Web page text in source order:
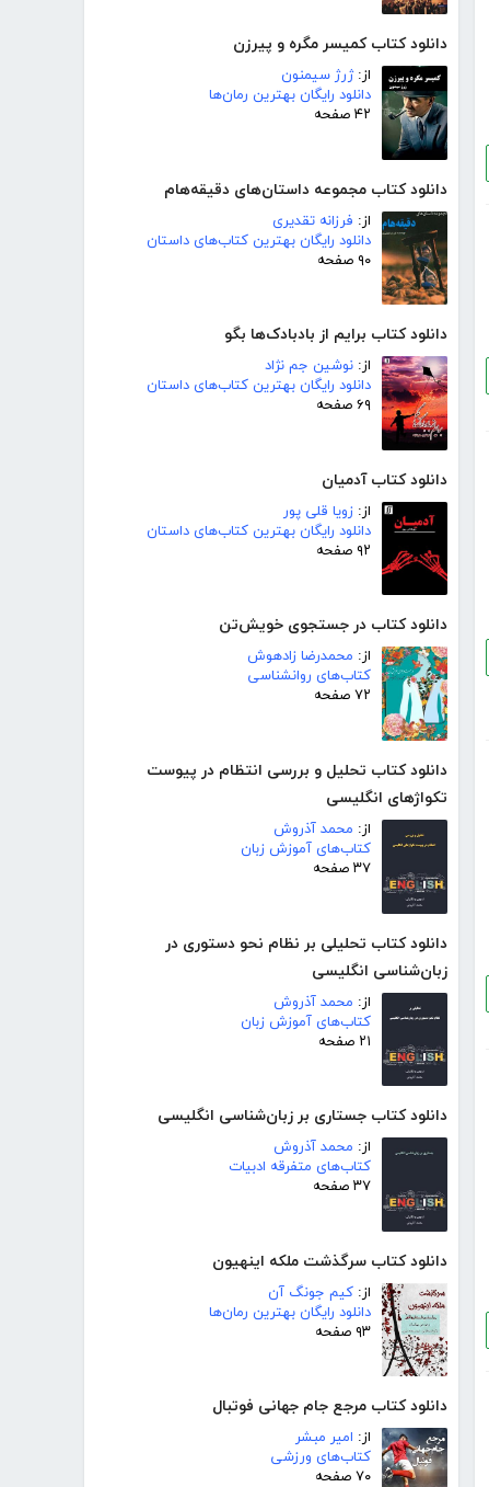
دانلود کتاب کمیسر مگره و پیرزن
از:ژرژ سیمنون
دانلود رایگان بهترین رمان‌ها
۴۲ صفحه
دانلود کتاب مجموعه داستان‌های دقیقه‌هام
از: فرزانه تقدیری
دانلود رایگان بهترین کتاب‌های داستان
۹۰ صفحه
دانلود کتاب برایم از بادبادک‌ها بگو
از: نوشین جم نژاد
دانلود رایگان بهترین کتاب‌های داستان
۶۹ صفحه
دانلود کتاب آدمیان
از: زویا قلی پور
دانلود رایگان بهترین کتاب‌های داستان
۹۲ صفحه
دانلود کتاب در جستجوی خویش‌تن
از: محمدرضا زادهوش
کتاب‌های روانشناسی
۷۲ صفحه
دانلود کتاب تحلیل و بررسی انتظام در پیوست
تکواژهای انگلیسی
از: محمد آذروش
کتاب‌های آموزش زبان
۳۷ صفحه
دانلود کتاب تحلیلی بر نظام نحو دستوری در
زبان‌شناسی انگلیسی
از: محمد آذروش
کتاب‌های آموزش زبان
۲۱ صفحه
دانلود کتاب جستاری بر زبان‌شناسی انگلیسی
از: محمد آذروش
کتاب‌های متفرقه ادبیات
۳۷ صفحه
دانلود کتاب سرگذشت ملکه اینهیون
از: کیم جونگ آن
دانلود رایگان بهترین رمان‌ها
۹۳ صفحه
دانلود کتاب مرجع جام جهانی فوتبال
از: امیر مبشر
کتاب‌های ورزشی
۷۰ صفحه